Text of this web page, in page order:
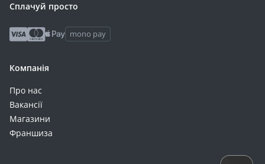
Сплачуй просто
mono pay
Компанія
Про нас
Вакансії
Магазини
Франшиза